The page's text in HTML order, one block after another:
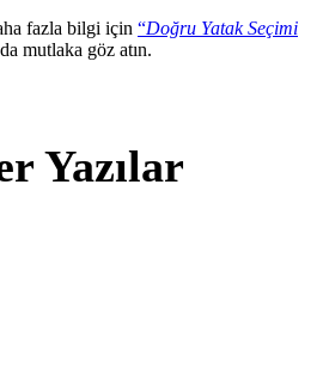
fazla bilgi için “Doğru Yatak Seçimi
mutlaka göz atın.
Yazılar